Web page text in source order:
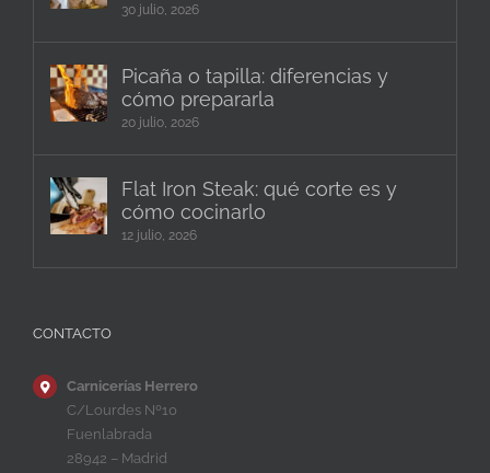
30 julio, 2026
Picaña o tapilla: diferencias y
cómo prepararla
20 julio, 2026
Flat Iron Steak: qué corte es y
cómo cocinarlo
12 julio, 2026
CONTACTO
Carnicerías Herrero
C/Lourdes Nº10
Fuenlabrada
28942 – Madrid